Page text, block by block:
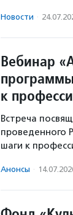
Новости ·
Вебинар
к
Встреча
проведенного
шаги к
Анонсы ·